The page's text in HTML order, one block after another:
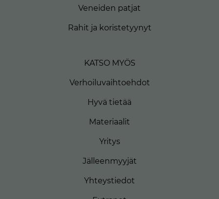
Veneiden patjat
Rahit ja koristetyynyt
KATSO MYÖS
Verhoiluvaihtoehdot
Hyvä tietää
Materiaalit
Yritys
Jälleenmyyjät
Yhteystiedot